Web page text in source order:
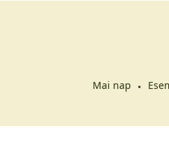
Mai nap